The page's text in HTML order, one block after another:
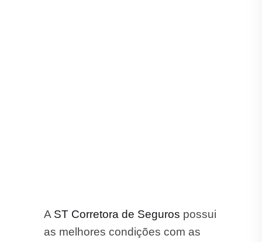
A ST Corretora de Seguros possui
as melhores condições com as